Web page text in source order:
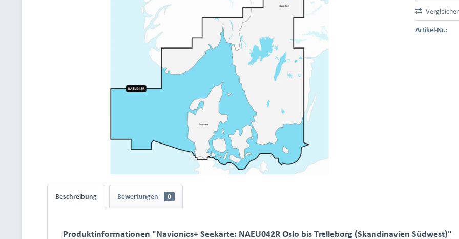
Artikel-Nr.:
Beschreibung Bewertungen 0
Produktinformationen "Navionics+ Seekarte: NAEU042R Oslo bis Trelleborg (Skandinavien Südwest)"